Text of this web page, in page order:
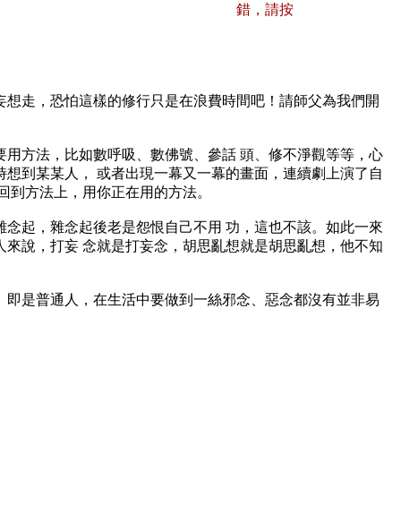
錯，請按
，恐怕這樣的修行只是在浪費時間吧！請師父為我們開
方法，比如數呼吸、數佛號、參話 頭、修不淨觀等等，心
到某某人， 或者出現一幕又一幕的畫面，連續劇上演了自
方法上，用你正在用的方法。
起，雜念起後老是怨恨自己不用 功，這也不該。如此一來
說，打妄 念就是打妄念，胡思亂想就是胡思亂想，他不知
是普通人，在生活中要做到一絲邪念、惡念都沒有並非易